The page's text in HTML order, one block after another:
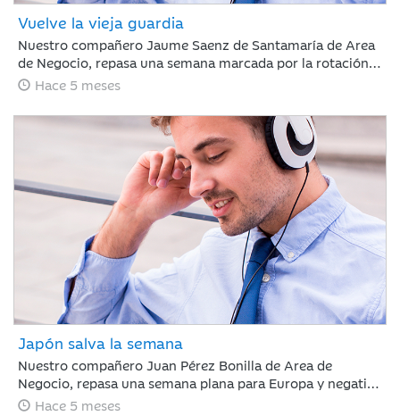
Vuelve la vieja guardia
Nuestro compañero Jaume Saenz de Santamaría de Area
de Negocio, repasa una semana marcada por la rotación
sectorial. Los inversores se han centrado en vender “todo
el foco en el software, y en comprar energía,
infraestructura o compañías industriales.
Hace 5 meses
Japón salva la semana
Nuestro compañero Juan Pérez Bonilla de Area de
Negocio, repasa una semana plana para Europa y negativa
para Estados Unidos, en la que la renta variable japonesa
Hace 5 meses